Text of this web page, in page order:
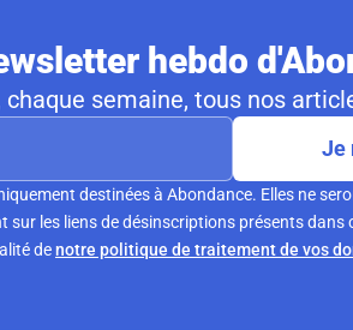
hebdo
semaine, tous nos
Je
destinées à Abondance. Elles ne
les liens de désinscriptions présents dans
denotre politique de traitement de vos